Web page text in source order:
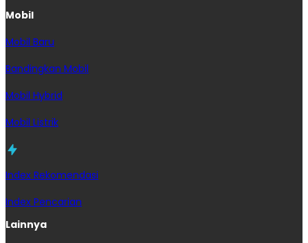
Mobil
Mobil Baru
Bandingkan Mobil
Mobil Hybrid
Mobil Listrik
Index Rekomendasi
Index Pencarian
Lainnya